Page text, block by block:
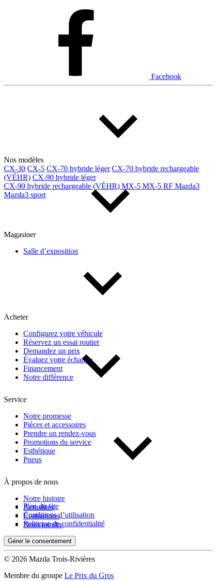
Facebook
Nos modèles
CX-30 CX-5 CX-70 hybride léger CX-70 hybride rechargeable
(VÉHR) CX-90 hybride léger
CX-90 hybride rechargeable (VÉHR) MX-5 MX-5 RF Mazda3
Mazda3 sport
Magasiner
Salle d’exposition
Acheter
Configurez votre véhicule
Réservez un essai routier
Demandez un prix
Évaluez votre échange
Financement
Notre différence
Service
Notre promesse
Pièces et accessoires
Prendre un rendez-vous
Promotions du service
Esthétique
Pneus
À propos de nous
Notre histoire
Actualités
Évaluations
Nous joindre
Plan du site
Conditions d’utilisation
Politique de confidentialité
Gérer le consentement
© 2026 Mazda Trois-Rivières
Membre du groupe Le Prix du Gros